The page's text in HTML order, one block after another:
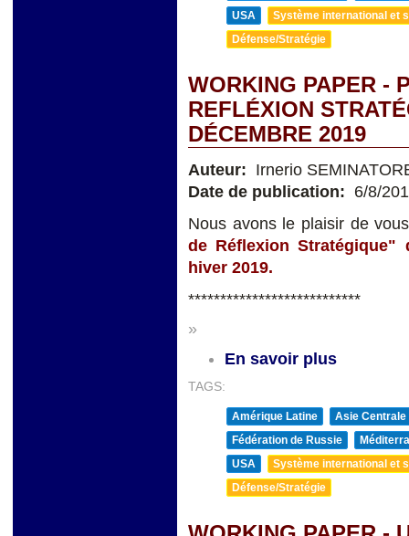
USA
Système international et
Défense/Stratégie
WORKING PAPER -
REFLÉXION
DÉCEMBRE 2019
Auteur: Irnerio
Date de publication: 6/8/
Nous avons le plaisir de
de Réflexion
hiver 2019.
***************************
»
En savoir plus
TAGS:
Amérique Latine
Asie Centrale
Fédération de Russie
USA
Système international et
Défense/Stratégie